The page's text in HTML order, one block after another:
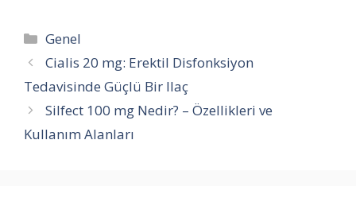
Kategoriler
Genel
Cialis 20 mg: Erektil Disfonksiyon
Tedavisinde Güçlü Bir Ilaç
Silfect 100 mg Nedir? – Özellikleri ve
Kullanım Alanları